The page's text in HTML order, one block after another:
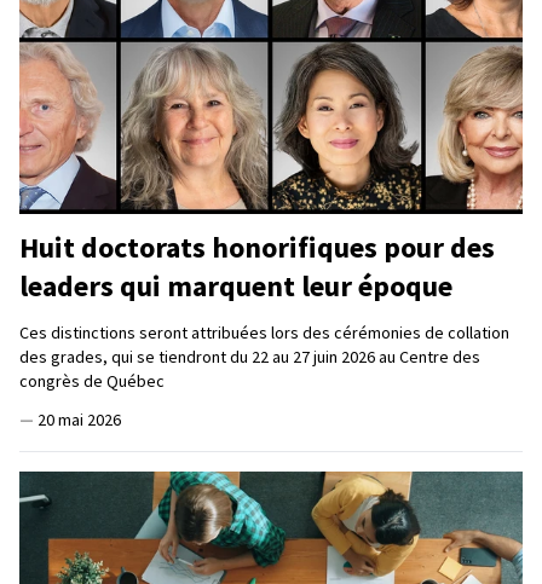
Huit doctorats honorifiques pour des
leaders qui marquent leur époque
Ces distinctions seront attribuées lors des cérémonies de collation
des grades, qui se tiendront du 22 au 27 juin 2026 au Centre des
congrès de Québec
— 20 mai 2026